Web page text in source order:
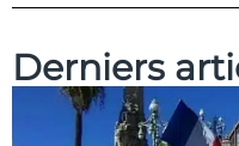
Derniers